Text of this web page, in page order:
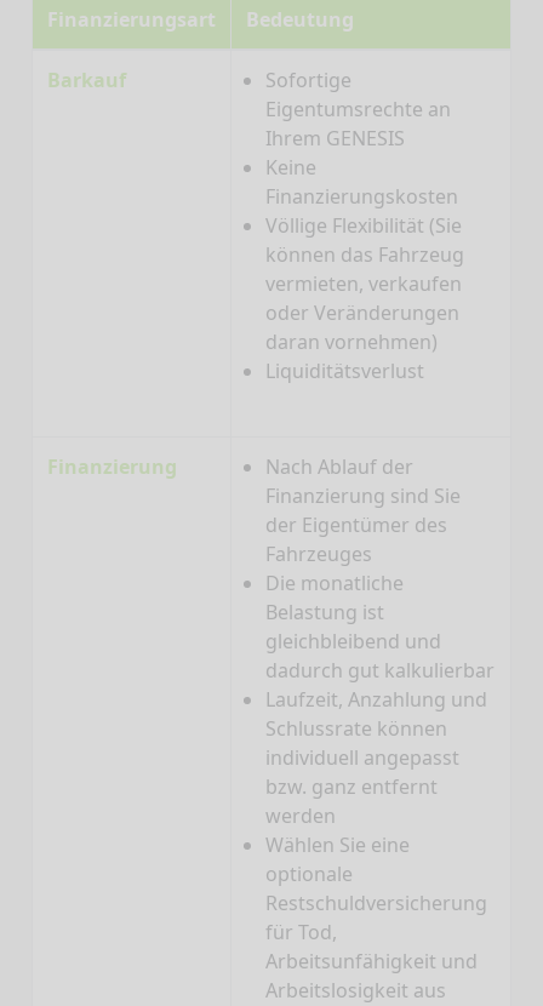
Finanzierungsart Bedeutung
Barkauf
Sofortige
Eigentumsrechte an
Ihrem GENESIS
Keine
Finanzierungskosten
Völlige Flexibilität (Sie
können das Fahrzeug
vermieten, verkaufen
oder Veränderungen
daran vornehmen)
Liquiditätsverlust
Finanzierung
Nach Ablauf der
Finanzierung sind Sie
der Eigentümer des
Fahrzeuges
Die monatliche
Belastung ist
gleichbleibend und
dadurch gut kalkulierbar
Laufzeit, Anzahlung und
Schlussrate können
individuell angepasst
bzw. ganz entfernt
werden
Wählen Sie eine
optionale
Restschuldversicherung
für Tod,
Arbeitsunfähigkeit und
Arbeitslosigkeit aus